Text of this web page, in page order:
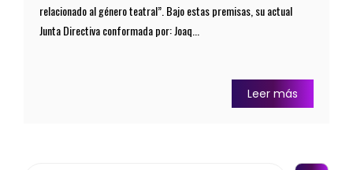
relacionado al género teatral”. Bajo estas premisas, su actual
Junta Directiva conformada por: Joaq...
Leer más